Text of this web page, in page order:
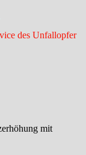
des Unfallopfer
mit